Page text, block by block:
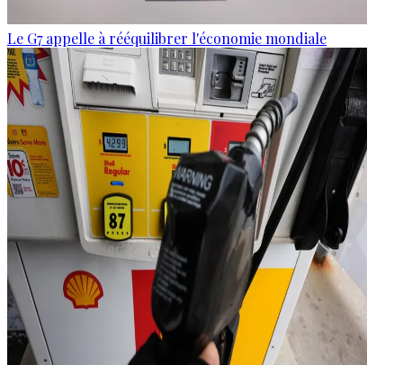
Le G7 appelle à rééquilibrer l'économie mondiale